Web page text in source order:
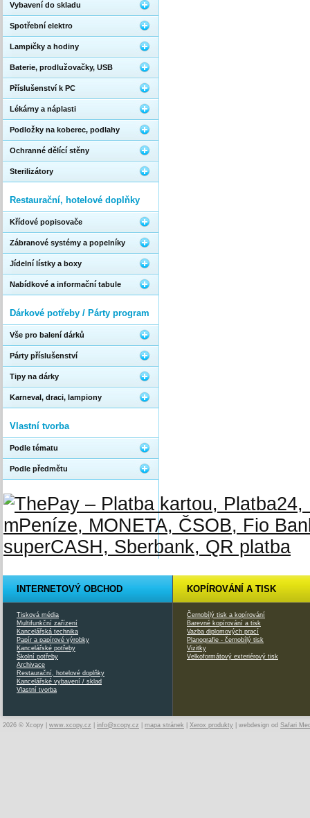
Vybavení do skladu
Spotřební elektro
Lampičky a hodiny
Baterie, prodlužovačky, USB
Příslušenství k PC
Lékárny a náplasti
Podložky na koberec, podlahy
Ochranné dělící stěny
Sterilizátory
Restaurační, hotelové doplňky
Křídové popisovače
Zábranové systémy a popelníky
Jídelní lístky a boxy
Nabídkové a informační tabule
Dárkové potřeby / Párty program
Vše pro balení dárků
Párty příslušenství
Tipy na dárky
Karneval, draci, lampiony
Vlastní tvorba
Podle tématu
Podle předmětu
INTERNETOVÝ OBCHOD
Tisková média
Multifunkční zařízení
Kancelářská technika
Papír a papírové výrobky
Kancelářské potřeby
Školní potřeby
Archivace
Restaurační, hotelové doplňky
Kancelářské vybavení / sklad
Vlastní tvorba
KOPÍROVÁNÍ A TISK
Černobílý tisk a kopírování
Barevné kopírování a tisk
Vazba diplomových prací
Planografie - černobílý tisk
Vizitky
Velkoformátový exteriérový tisk
2026 © Xcopy | www.xcopy.cz info@xcopy.cz mapa stránek Xerox produkty | webdesign od Safari